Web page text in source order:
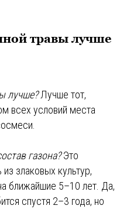
травы лучше
лучше?Лучше тот,
всех условий места
газона?Это
злаковых культур,
ближайшие 5–10 лет. Да,
спустя 2–3 года, но